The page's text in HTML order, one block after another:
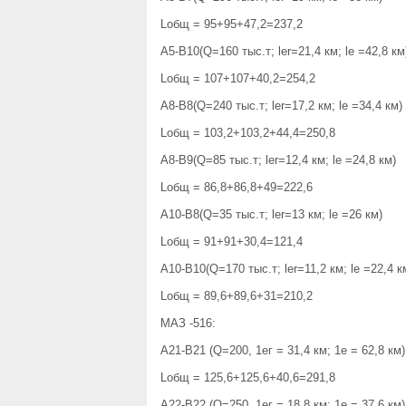
Lобщ = 95+95+47,2=237,2
А5-В10(Q=160 тыс.т; ler=21,4 км; le =42,8
Lобщ = 107+107+40,2=254,2
А8-В8(Q=240 тыс.т; ler=17,2 км; le =34,4 км)
Lобщ = 103,2+103,2+44,4=250,8
А8-В9(Q=85 тыс.т; ler=12,4 км; le =24,8 км)
Lобщ = 86,8+86,8+49=222,6
А10-В8(Q=35 тыс.т; ler=13 км; le =26 км)
Lобщ = 91+91+30,4=121,4
А10-В10(Q=170 тыс.т; ler=11,2 км; le =22,4
Lобщ = 89,6+89,6+31=210,2
МАЗ -516:
А21-В21 (Q=200, 1ег = 31,4 км; 1е = 62,8 км)
Lобщ = 125,6+125,6+40,6=291,8